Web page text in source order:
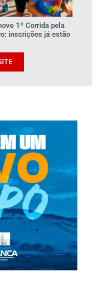
1ª Corrida pela
inscrições já estão